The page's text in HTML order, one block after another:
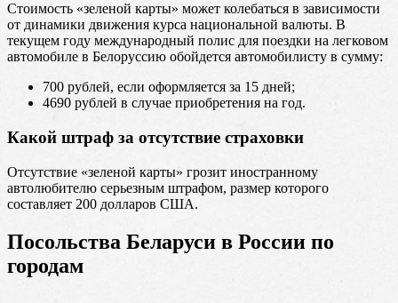
Стоимость «зеленой карты» может колебаться в зависимости
от динамики движения курса национальной валюты. В
текущем году международный полис для поездки на легковом
автомобиле в Белоруссию обойдется автомобилисту в сумму:
700 рублей, если оформляется за 15 дней;
4690 рублей в случае приобретения на год.
Какой штраф за отсутствие страховки
Отсутствие «зеленой карты» грозит иностранному
автолюбителю серьезным штрафом, размер которого
составляет 200 долларов США.
Посольства Беларуси в России по
городам